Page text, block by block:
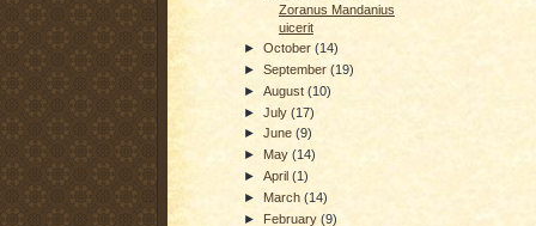
Zoranus Mandanius
uicerit
►October(14)
►September(19)
►August(10)
►July(17)
►June(9)
► May(14)
►April(1)
► March(14)
► February(9)